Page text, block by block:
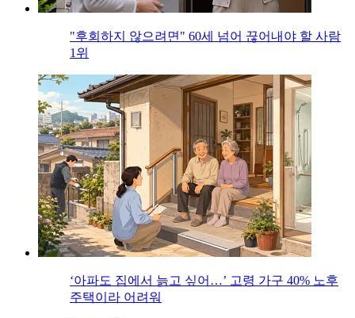
"후회하지 않으려면" 60세 넘어 끊어내야 할 사람
1위
‘아파도 집에서 늙고 싶어…’ 고령 가구 40% 노후
주택이라 어려워